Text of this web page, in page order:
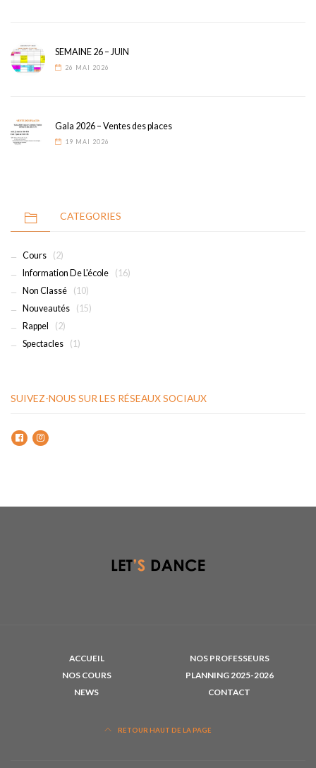
SEMAINE 26 – JUIN
26 MAI 2026
Gala 2026 – Ventes des places
19 MAI 2026
CATEGORIES
Cours
(2)
Information De L'école
(16)
Non Classé
(10)
Nouveautés
(15)
Rappel
(2)
Spectacles
(1)
SUIVEZ-NOUS SUR LES RÉSEAUX SOCIAUX
ACCUEIL
NOS PROFESSEURS
NOS COURS
PLANNING 2025-2026
NEWS
CONTACT
RETOUR HAUT DE LA PAGE